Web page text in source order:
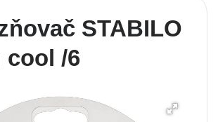
STABILO
cool /6